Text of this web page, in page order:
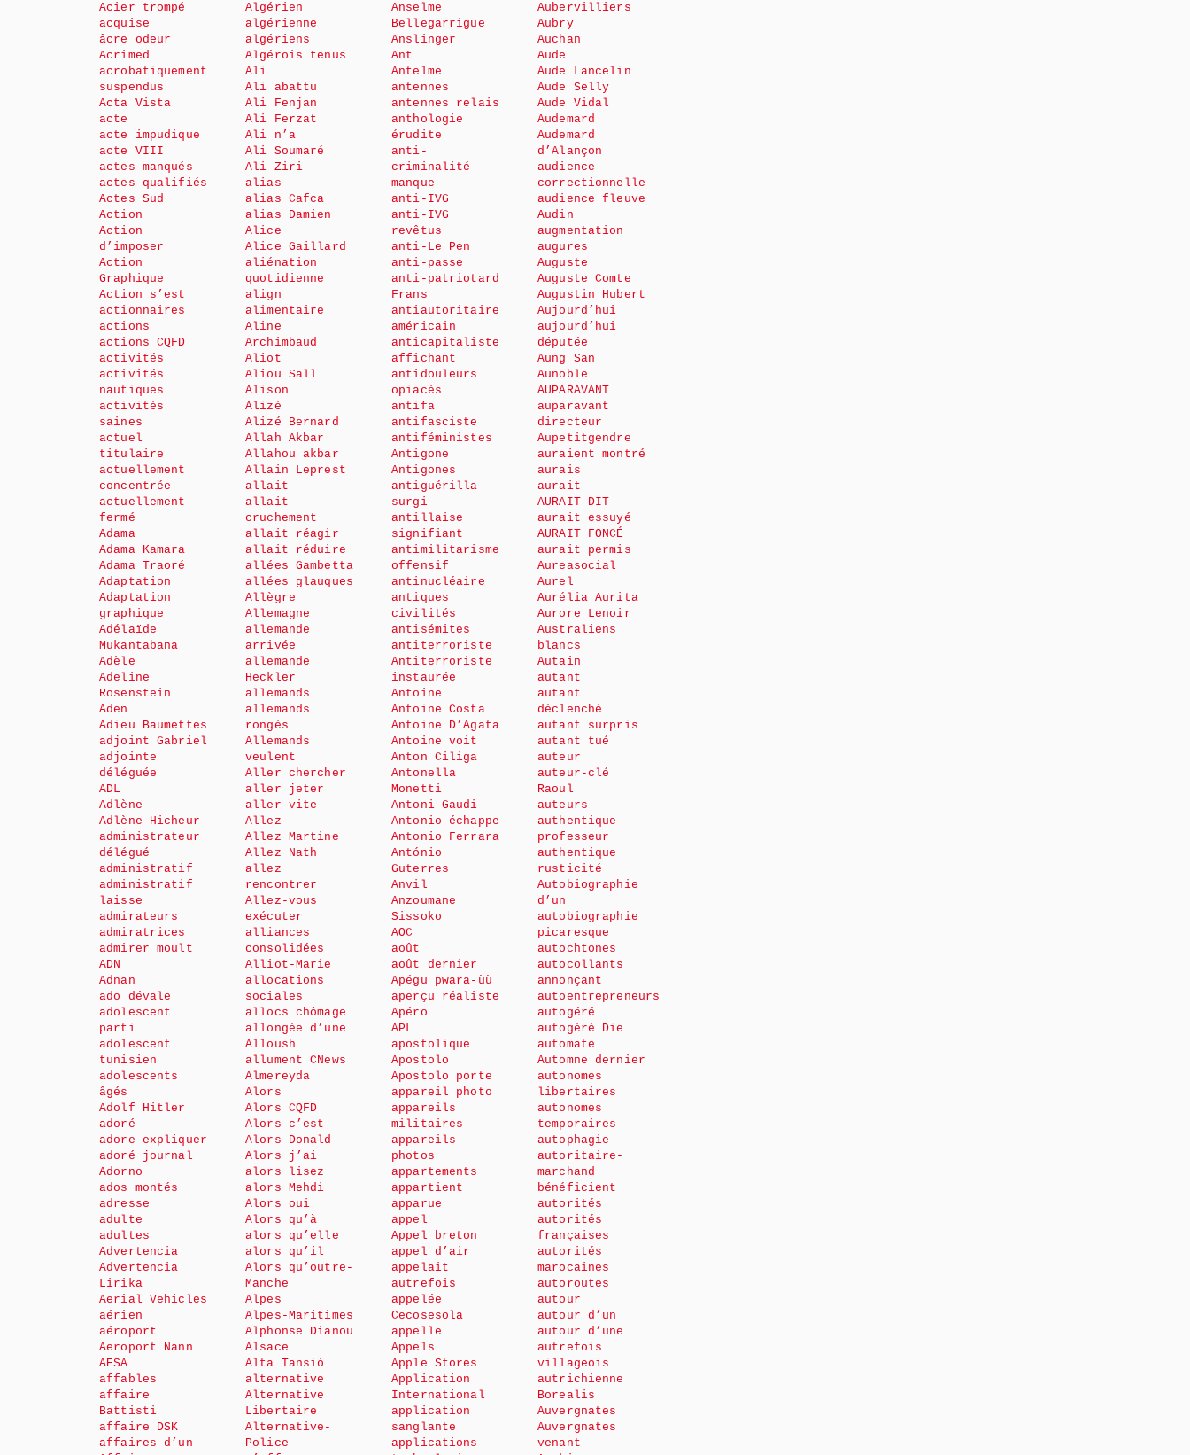
Acier trompé
acquise
âcre odeur
Acrimed
acrobatiquement
suspendus
Acta Vista
acte
acte impudique
acte VIII
actes manqués
actes qualifiés
Actes Sud
Action
Action
d’imposer
Action
Graphique
Action s’est
actionnaires
actions
actions CQFD
activités
activités
nautiques
activités
saines
actuel
titulaire
actuellement
concentrée
actuellement
fermé
Adama
Adama Kamara
Adama Traoré
Adaptation
Adaptation
graphique
Adélaïde
Mukantabana
Adèle
Adeline
Rosenstein
Aden
Adieu Baumettes
adjoint Gabriel
adjointe
déléguée
ADL
Adlène
Adlène Hicheur
administrateur
délégué
administratif
administratif
laisse
admirateurs
admiratrices
admirer moult
ADN
Adnan
ado dévale
adolescent
parti
adolescent
tunisien
adolescents
âgés
Adolf Hitler
adoré
adore expliquer
adoré journal
Adorno
ados montés
adresse
adulte
adultes
Advertencia
Advertencia
Lirika
Aerial Vehicles
aérien
aéroport
Aeroport Nann
AESA
affables
affaire
Battisti
affaire DSK
affaires d’un
Algérien
algérienne
algériens
Algérois tenus
Ali
Ali abattu
Ali Fenjan
Ali Ferzat
Ali n’a
Ali Soumaré
Ali Ziri
alias
alias Cafca
alias Damien
Alice
Alice Gaillard
aliénation
quotidienne
align
alimentaire
Aline
Archimbaud
Aliot
Aliou Sall
Alison
Alizé
Alizé Bernard
Allah Akbar
Allahou akbar
Allain Leprest
allait
allait
cruchement
allait réagir
allait réduire
allées Gambetta
allées glauques
Allègre
Allemagne
allemande
arrivée
allemande
Heckler
allemands
allemands
rongés
Allemands
veulent
Aller chercher
aller jeter
aller vite
Allez
Allez Martine
Allez Nath
allez
rencontrer
Allez-vous
exécuter
alliances
consolidées
Alliot-Marie
allocations
sociales
allocs chômage
allongée d’une
Alloush
allument CNews
Almereyda
Alors
Alors CQFD
Alors c’est
Alors Donald
Alors j’ai
alors lisez
alors Mehdi
Alors oui
Alors qu’à
alors qu’elle
alors qu’il
Alors qu’outre-
Manche
Alpes
Alpes-Maritimes
Alphonse Dianou
Alsace
Alta Tansió
alternative
Alternative
Libertaire
Alternative-
Police
Anselme
Bellegarrigue
Anslinger
Ant
Antelme
antennes
antennes relais
anthologie
érudite
anti-
criminalité
manque
anti-IVG
anti-IVG
revêtus
anti-Le Pen
anti-passe
anti-patriotard
Frans
antiautoritaire
américain
anticapitaliste
affichant
antidouleurs
opiacés
antifa
antifasciste
antiféministes
Antigone
Antigones
antiguérilla
surgi
antillaise
signifiant
antimilitarisme
offensif
antinucléaire
antiques
civilités
antisémites
antiterroriste
Antiterroriste
instaurée
Antoine
Antoine Costa
Antoine D’Agata
Antoine voit
Anton Ciliga
Antonella
Monetti
Antoni Gaudi
Antonio échappe
Antonio Ferrara
António
Guterres
Anvil
Anzoumane
Sissoko
AOC
août
août dernier
Apégu pwärä-ùù
aperçu réaliste
Apéro
APL
apostolique
Apostolo
Apostolo porte
appareil photo
appareils
militaires
appareils
photos
appartements
appartient
apparue
appel
Appel breton
appel d’air
appelait
autrefois
appelée
Cecosesola
appelle
Appels
Apple Stores
Application
International
application
sanglante
applications
Aubervilliers
Aubry
Auchan
Aude
Aude Lancelin
Aude Selly
Aude Vidal
Audemard
Audemard
d’Alançon
audience
correctionnelle
audience fleuve
Audin
augmentation
augures
Auguste
Auguste Comte
Augustin Hubert
Aujourd’hui
aujourd’hui
députée
Aung San
Aunoble
AUPARAVANT
auparavant
directeur
Aupetitgendre
auraient montré
aurais
aurait
AURAIT DIT
aurait essuyé
AURAIT FONCÉ
aurait permis
Aureasocial
Aurel
Aurélia Aurita
Aurore Lenoir
Australiens
blancs
Autain
autant
autant
déclenché
autant surpris
autant tué
auteur
auteur-clé
Raoul
auteurs
authentique
professeur
authentique
rusticité
Autobiographie
d’un
autobiographie
picaresque
autochtones
autocollants
annonçant
autoentrepreneurs
autogéré
autogéré Die
automate
Automne dernier
autonomes
libertaires
autonomes
temporaires
autophagie
autoritaire-
marchand
bénéficient
autorités
autorités
françaises
autorités
marocaines
autoroutes
autour
autour d’un
autour d’une
autrefois
villageois
autrichienne
Borealis
Auvergnates
Auvergnates
venant